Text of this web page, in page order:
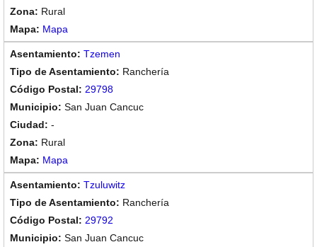
Rural
Mapa
Tzemen
Ranchería
29798
San Juan Cancuc
-
Rural
Mapa
Tzuluwitz
Ranchería
29792
San Juan Cancuc